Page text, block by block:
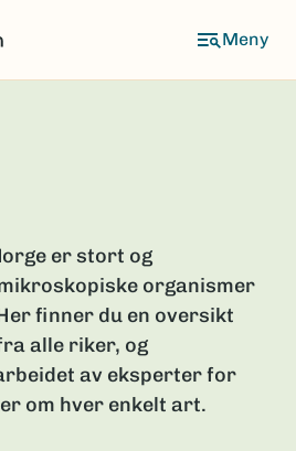
er stort og
organismer
finner du en oversikt
alle riker, og
av eksperter for
om hver enkelt art.